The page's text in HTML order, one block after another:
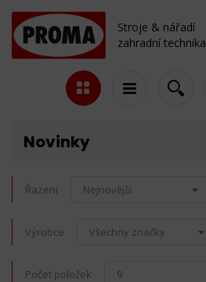
Stroje & nářadí
zahradní technika
Novinky
Řazení Nejnovější
Výrobce Všechny značky
Počet položek 9